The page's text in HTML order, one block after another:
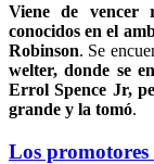
Viene de vencer
conocidos en el
Robinson. Se
welter, donde se
Errol Spence Jr,
grande y la tomó.
Los promotores